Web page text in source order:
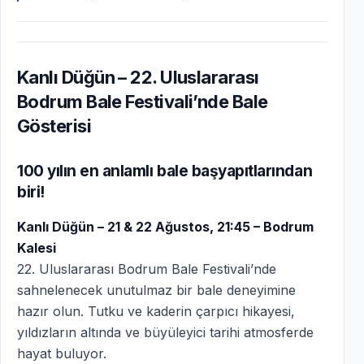
Kanlı Düğün – 22. Uluslararası
Bodrum Bale Festivali’nde Bale
Gösterisi
100 yılın en anlamlı bale başyapıtlarından
biri!
Kanlı Düğün – 21 & 22 Ağustos, 21:45 – Bodrum
Kalesi
22. Uluslararası Bodrum Bale Festivali’nde
sahnelenecek unutulmaz bir bale deneyimine
hazır olun. Tutku ve kaderin çarpıcı hikayesi,
yıldızların altında ve büyüleyici tarihi atmosferde
hayat buluyor.